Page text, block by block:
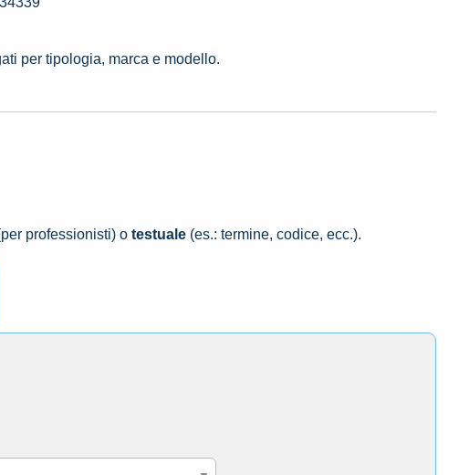
per tipologia, marca e modello.
professionisti) o testuale (es.: termine, codice, ecc.).